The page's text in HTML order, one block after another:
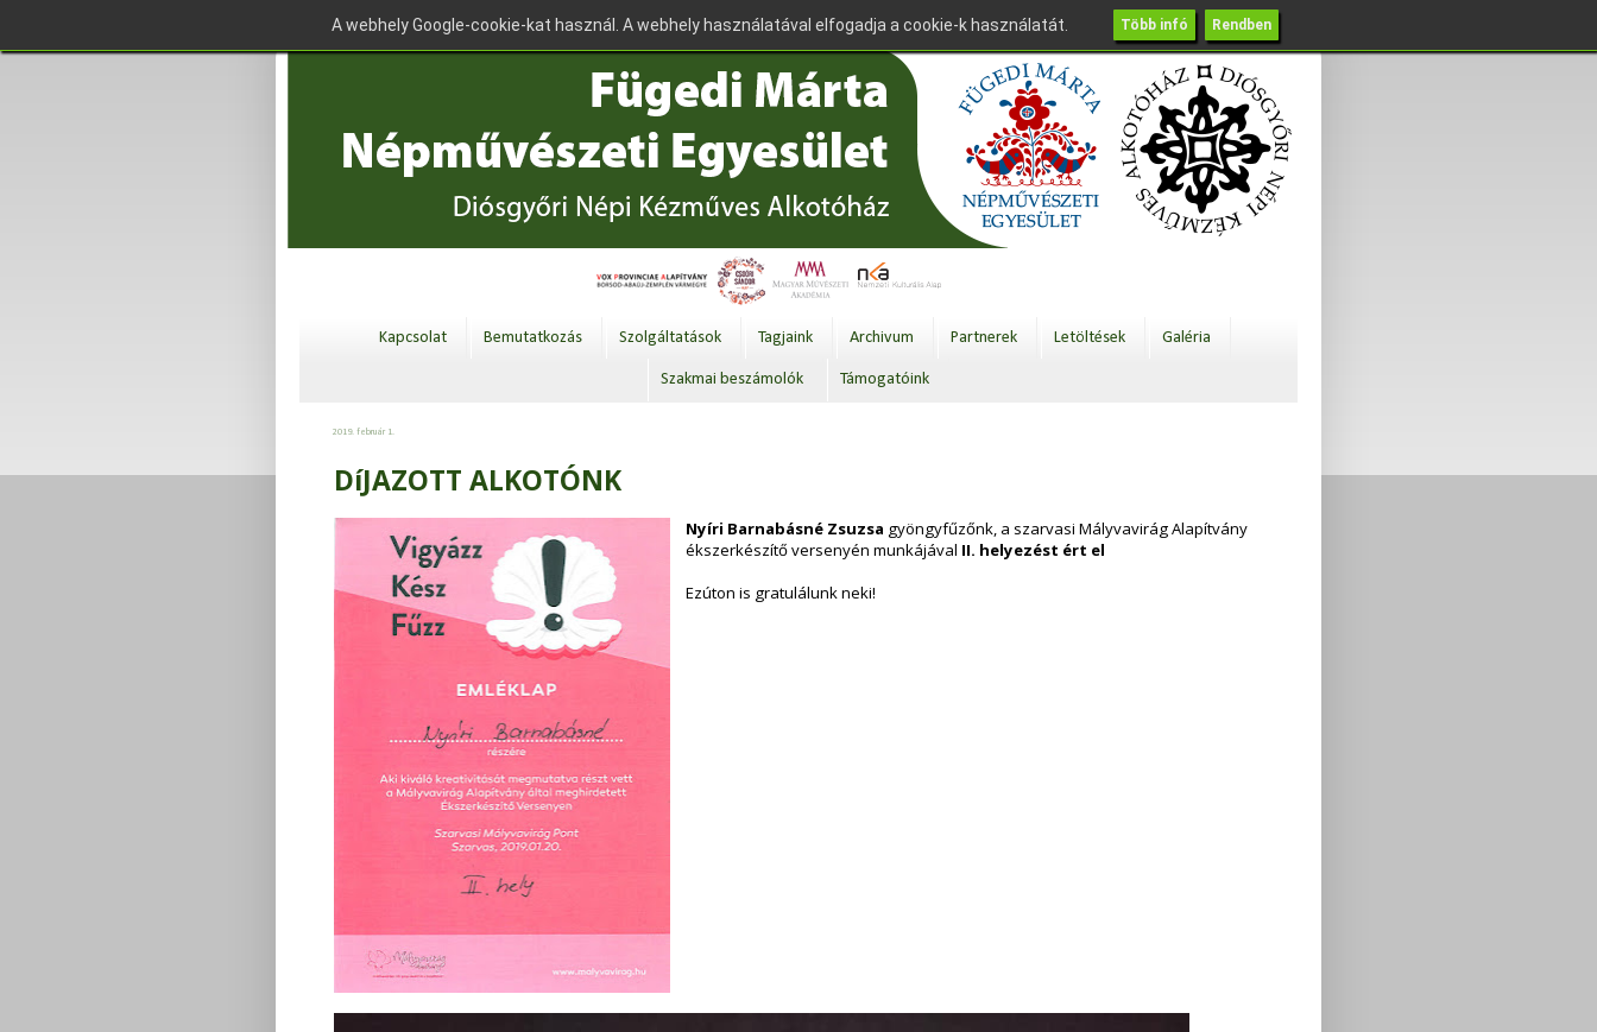
Kapcsolat Bemutatkozás Szolgáltatások Tagjaink Archivum Partnerek Letöltések Galéria
Szakmai beszámolók Támogatóink
2019. február 1.
DíJAZOTT ALKOTÓNK
Nyíri Barnabásné Zsuzsa gyöngyfűzőnk, a szarvasi Mályvavirág Alapítvány
ékszerkészítő versenyén munkájával II. helyezést ért el
Ezúton is gratulálunk neki!
A webhely Google-cookie-kat használ. A webhely használatával elfogadja a cookie-k használatát. Több infó Rendben